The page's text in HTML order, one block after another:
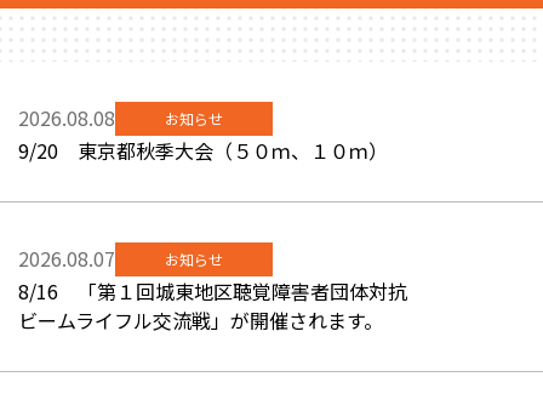
2026.08.08 お知らせ
9/20 東京都秋季大会（５０ｍ、１０ｍ）
2026.08.07 お知らせ
8/16 「第１回城東地区聴覚障害者団体対抗
ビームライフル交流戦」が開催されます。